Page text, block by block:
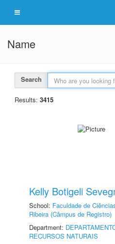
Name
Search
Results: 3415
Kelly Botigeli
School: Faculdade de
Ribeira (Câmpus de Registro)
Department:
RECURSOS NATURAIS